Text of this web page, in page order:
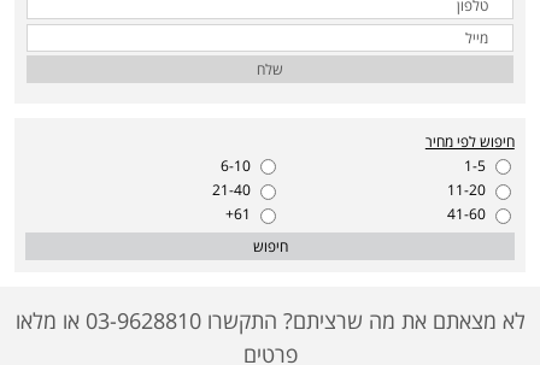
שלח
חיפוש לפי מחיר
1-5
6-10
11-20
21-40
41-60
61+
חיפוש
לא מצאתם את מה שרציתם? התקשרו 03-9628810 או מלאו
פרטים